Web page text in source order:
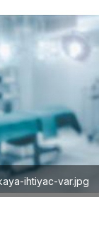
ihtiyac-var.jpg